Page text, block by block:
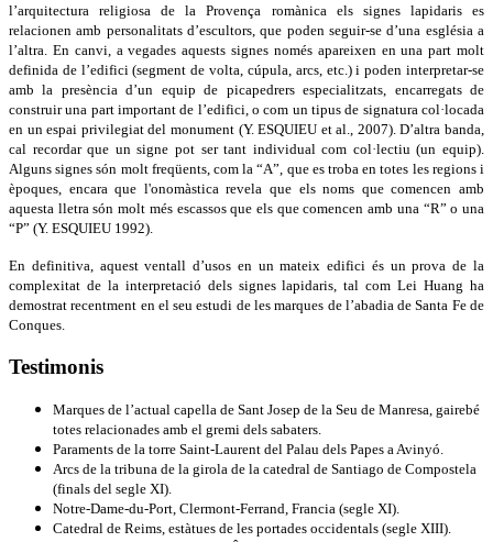
l’arquitectura religiosa de la Provença romànica els signes lapidaris es
relacionen amb personalitats d’escultors, que poden seguir-se d’una església a
l’altra. En canvi, a vegades aquests signes només apareixen en una part molt
definida de l’edifici (segment de volta, cúpula, arcs, etc.) i poden interpretar-se
amb la presència d’un equip de picapedrers especialitzats, encarregats de
construir una part important de l’edifici, o com un tipus de signatura col·locada
en un espai privilegiat del monument (Y. ESQUIEU et al., 2007). D’altra banda,
cal recordar que un signe pot ser tant individual com col·lectiu (un equip).
Alguns signes són molt freqüents, com la “A”, que es troba en totes les regions i
èpoques, encara que l'onomàstica revela que els noms que comencen amb
aquesta lletra són molt més escassos que els que comencen amb una “R” o una
“P” (Y. ESQUIEU 1992).
En definitiva, aquest ventall d’usos en un mateix edifici és un prova de la
complexitat de la interpretació dels signes lapidaris, tal com Lei Huang ha
demostrat recentment en el seu estudi de les marques de l’abadia de Santa Fe de
Conques.
Testimonis
Marques de l’actual capella de Sant Josep de la Seu de Manresa, gairebé
totes relacionades amb el gremi dels sabaters.
Paraments de la torre Saint-Laurent del Palau dels Papes a Avinyó.
Arcs de la tribuna de la girola de la catedral de Santiago de Compostela
(finals del segle XI).
Notre-Dame-du-Port, Clermont-Ferrand, Francia (segle XI).
Catedral de Reims, estàtues de les portades occidentals (segle XIII).